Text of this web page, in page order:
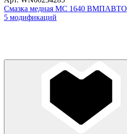
Смазка медная МС 1640 ВМПАВТО
5 модификаций